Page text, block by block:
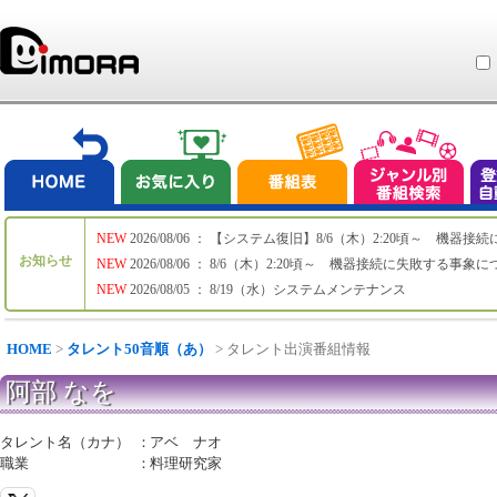
お知らせ
NEW
NEW
NEW
2026/08/06 ： 【システム復旧】8/6（木）2:20頃～ 機器接続
2026/08/06 ： 8/6（木）2:20頃～ 機器接続に失敗する事象に
2026/08/05 ： 8/19（水）システムメンテナンス
HOME > タレント50音順（あ） > タレント出演番組情報
阿部 なを
タレント名（カナ） ： アベ ナオ
職業
：料理研究家